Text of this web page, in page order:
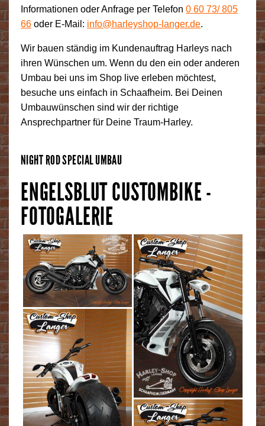
Informationen oder Anfrage per Telefon 0 60 73/805
66 oder E-Mail: info@harleyshop-langer.de.
Wir bauen ständig im Kundenauftrag Harleys nach
ihren Wünschen um. Wenn du den ein oder anderen
Umbau bei uns im Shop live erleben möchtest,
besuche uns einfach in Schaafheim. Bei Deinen
Umbauwünschen sind wir der richtige
Ansprechpartner für Deine Traum-Harley.
NIGHT ROD SPECIAL UMBAU
ENGELSBLUT CUSTOMBIKE -
FOTOGALERIE